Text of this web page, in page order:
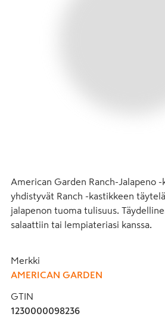
American Garden Ranch-Jalapeno -
yhdistyvät Ranch -kastikkeen
jalapenon tuoma tulisuus.
salaattiin tai lempiateriasi kanssa.
Merkki
AMERICAN GARDEN
GTIN
1230000098236